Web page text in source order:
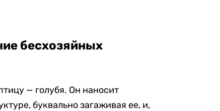
бесхозяйных
— голубя. Он наносит
буквально загаживая ее, и,